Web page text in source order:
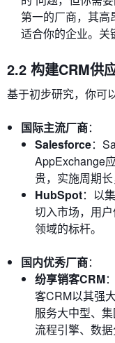
第一的厂商，其
适合你的企业。关
2.2 构建CRM供
基于初步研究，你可
国际主流厂商：
Salesforce：
AppExchange
贵，实施周期
HubSpot：以
切入市场，用
领域的标杆。
国内优秀厂商：
纷享销客CRM
客CRM以其强
服务大中型、
流程引擎、数据